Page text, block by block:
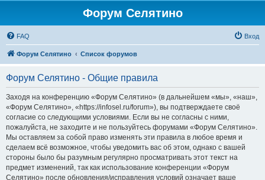
Форум Селятино
FAQ Вход
Форум Селятино Список форумов
Форум Селятино - Общие правила
Заходя на конференцию «Форум Селятино» (в дальнейшем «мы», «наш»,
«Форум Селятино», «https://infosel.ru/forum»), вы подтверждаете своё
согласие со следующими условиями. Если вы не согласны с ними,
пожалуйста, не заходите и не пользуйтесь форумами «Форум Селятино».
Мы оставляем за собой право изменять эти правила в любое время и
сделаем всё возможное, чтобы уведомить вас об этом, однако с вашей
стороны было бы разумным регулярно просматривать этот текст на
предмет изменений, так как использование конференции «Форум
Селятино» после обновления/исправления условий означает ваше